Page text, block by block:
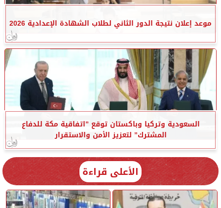
موعد إعلان نتيجة الدور الثاني لطلاب الشهادة الإعدادية 2026
السعودية وتركيا وباكستان توقع ”اتفاقية مكة للدفاع
المشترك” لتعزيز الأمن والاستقرار
الأعلى قراءة